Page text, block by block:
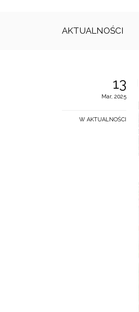
AKTUALNOŚCI
13
Mar, 2025
W AKTUALNOŚCI